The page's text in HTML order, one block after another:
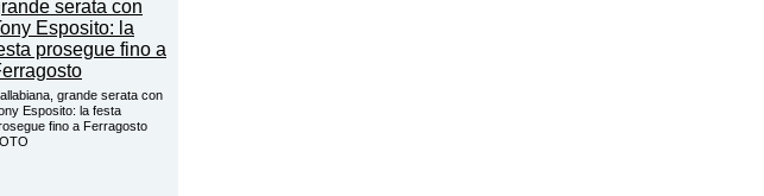
grande serata con
Esposito: la festa
fino a Ferragosto